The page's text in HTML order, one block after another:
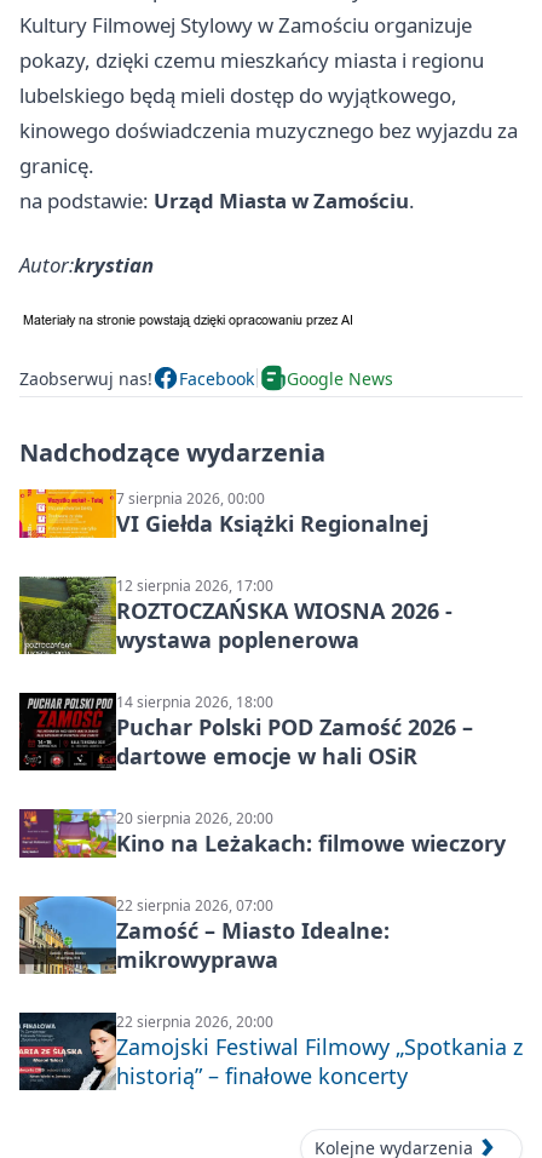
Kultury Filmowej Stylowy w Zamościu organizuje
pokazy, dzięki czemu mieszkańcy miasta i regionu
lubelskiego będą mieli dostęp do wyjątkowego,
kinowego doświadczenia muzycznego bez wyjazdu za
granicę.
na podstawie: Urząd Miasta w Zamościu.
Autor:krystian
Zaobserwuj nas! Facebook Google News
Nadchodzące wydarzenia
7 sierpnia 2026, 00:00
VI Giełda Książki Regionalnej
12 sierpnia 2026, 17:00
ROZTOCZAŃSKA WIOSNA 2026 -
wystawa poplenerowa
14 sierpnia 2026, 18:00
Puchar Polski POD Zamość 2026 –
dartowe emocje w hali OSiR
20 sierpnia 2026, 20:00
Kino na Leżakach: filmowe wieczory
22 sierpnia 2026, 07:00
Zamość – Miasto Idealne:
mikrowyprawa
22 sierpnia 2026, 20:00
Zamojski Festiwal Filmowy „Spotkania z
historią” – finałowe koncerty
Kolejne wydarzenia